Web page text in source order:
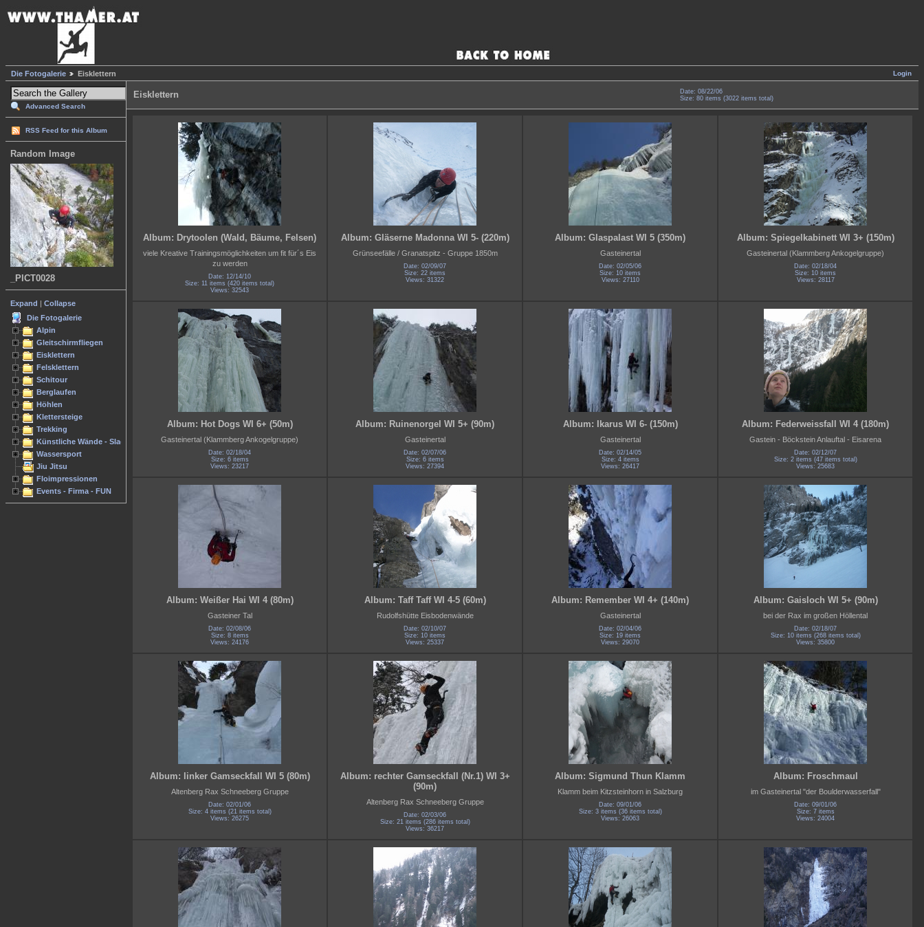
Login
Die Fotogalerie Eisklettern
Advanced Search
RSS Feed for this Album
Random Image
_PICT0028
Expand
Collapse
Die Fotogalerie
Alpin
Gleitschirmfliegen
Eisklettern
Felsklettern
Schitour
Berglaufen
Höhlen
Klettersteige
Trekking
Künstliche Wände - Slacken
Wassersport
Jiu Jitsu
Floimpressionen
Events - Firma - FUN
Eisklettern
Date: 08/22/06
Size: 80 items (3022 items total)
Album: Drytoolen (Wald, Bäume, Felsen)
viele Kreative Trainingsmöglichkeiten um fit für´s Eis
zu werden
Date: 12/14/10
Size: 11 items (420 items total)
Views: 32543
Album: Gläserne Madonna WI 5- (220m)
Grünseefälle / Granatspitz - Gruppe 1850m
Date: 02/09/07
Size: 22 items
Views: 31322
Album: Glaspalast WI 5 (350m)
Gasteinertal
Date: 02/05/06
Size: 10 items
Views: 27110
Album: Spiegelkabinett WI 3+ (150m)
Gasteinertal (Klammberg Ankogelgruppe)
Date: 02/18/04
Size: 10 items
Views: 28117
Album: Hot Dogs WI 6+ (50m)
Gasteinertal (Klammberg Ankogelgruppe)
Date: 02/18/04
Size: 6 items
Views: 23217
Album: Ruinenorgel WI 5+ (90m)
Gasteinertal
Date: 02/07/06
Size: 6 items
Views: 27394
Album: Ikarus WI 6- (150m)
Gasteinertal
Date: 02/14/05
Size: 4 items
Views: 26417
Album: Federweissfall WI 4 (180m)
Gastein - Böckstein Anlauftal - Eisarena
Date: 02/12/07
Size: 2 items (47 items total)
Views: 25683
Album: Weißer Hai WI 4 (80m)
Gasteiner Tal
Date: 02/08/06
Size: 8 items
Views: 24176
Album: Taff Taff WI 4-5 (60m)
Rudolfshütte Eisbodenwände
Date: 02/10/07
Size: 10 items
Views: 25337
Album: Remember WI 4+ (140m)
Gasteinertal
Date: 02/04/06
Size: 19 items
Views: 29070
Album: Gaisloch WI 5+ (90m)
bei der Rax im großen Höllental
Date: 02/18/07
Size: 10 items (268 items total)
Views: 35800
Album: linker Gamseckfall WI 5 (80m)
Altenberg Rax Schneeberg Gruppe
Date: 02/01/06
Size: 4 items (21 items total)
Views: 26275
Album: rechter Gamseckfall (Nr.1) WI 3+
(90m)
Altenberg Rax Schneeberg Gruppe
Date: 02/03/06
Size: 21 items (286 items total)
Views: 36217
Album: Sigmund Thun Klamm
Klamm beim Kitzsteinhorn in Salzburg
Date: 09/01/06
Size: 3 items (36 items total)
Views: 26063
Album: Froschmaul
im Gasteinertal "der Boulderwasserfall"
Date: 09/01/06
Size: 7 items
Views: 24004